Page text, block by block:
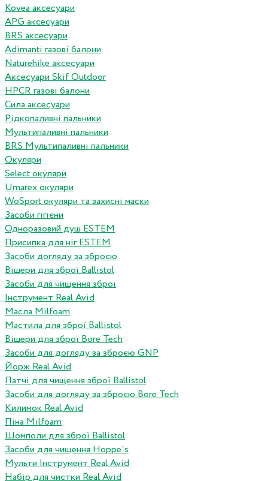
Kovea аксесуари
APG аксесуари
BRS аксесуари
Adimanti газові балони
Naturehike аксесуари
Аксесуари Skif Outdoor
HPCR газові балони
Сила аксесуари
Рідкопаливні пальники
Мультипаливні пальники
BRS Мультипаливні пальники
Окуляри
Select окуляри
Umarex окуляри
WoSport окуляри та захисні маски
Засоби гігієни
Одноразовий душ ESTEM
Присипка для ніг ESTEM
Засоби догляду за зброєю
Вішери для зброї Ballistol
Засоби для чищення зброї
Інструмент Real Avid
Масла Milfoam
Мастила для зброї Ballistol
Вішери для зброї Bore Tech
Засоби для догляду за зброєю GNP
Йорж Real Avid
Патчі для чищення зброї Ballistol
Засоби для догляду за зброєю Bore Tech
Килимок Real Avid
Піна Milfoam
Шомполи для зброї Ballistol
Засоби для чищення Hoppe`s
Мульти Інструмент Real Avid
Набір для чистки Real Avid